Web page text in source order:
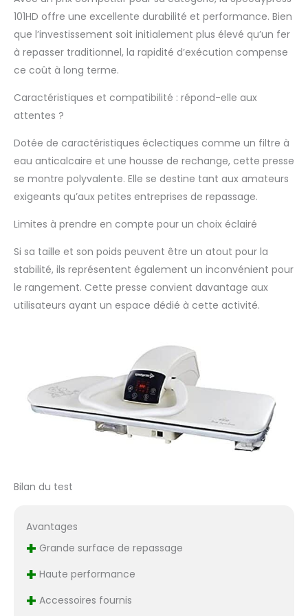
une housse de
rechange (en tissu)
et un sous-
feutre/sous-couche
repasser) Notre
grande = temps de
repassage le plus
rapide. Parures de lit
multicouches /
jusqu'à la literie king
size. Garantie de 24
mois (utilisation à
domicile) / 12 mois
(utilisation
commerciale),
incluse. livraison et
collecte de/depuis
au Royaume-Uni,
importe et fabrique
du matériel de
repassage depuis
plus de 40 ans. Peut
être utilisé comme
presse à sec totale
appuyez dessus, cela
101HD offre une excellente durabilité et performance. Bien
que l’investissement soit initialement plus élevé qu’un fer
à repasser traditionnel, la rapidité d’exécution compense
ce coût à long terme.
Caractéristiques et compatibilité : répond-elle aux
attentes ?
Dotée de caractéristiques éclectiques comme un filtre à
eau anticalcaire et une housse de rechange, cette presse
se montre polyvalente. Elle se destine tant aux amateurs
exigeants qu’aux petites entreprises de repassage.
Limites à prendre en compte pour un choix éclairé
Si sa taille et son poids peuvent être un atout pour la
stabilité, ils représentent également un inconvénient pour
le rangement. Cette presse convient davantage aux
utilisateurs ayant un espace dédié à cette activité.
Bilan du test
Avantages
+ Grande surface de repassage
+ Haute performance
+ Accessoires fournis